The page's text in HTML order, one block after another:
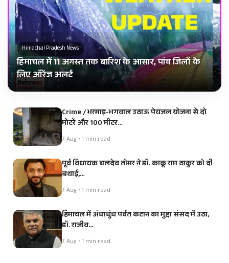
Himachal Pradesh News
हिमाचल में 11 अगस्त तक बारिश के आसार, पांच जिलों के
लिए ऑरेंज अलर्ट
Crime / भरमाड़-भगवाल उठाऊ पेयजल योजना से दो
मोटरें और 100 मीटर…
7 Aug • 1 min read
पूर्व विधायक बलदेव तोमर ने डॉ. काकू राम ठाकुर को दी
बधाई,…
7 Aug • 1 min read
हिमाचल में अंधाधुंध पर्वत कटान का मुद्दा संसद में उठा,
डॉ. राजीव…
7 Aug • 1 min read